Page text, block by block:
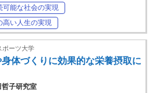
可能な社会の実現
高い人生の実現
ポーツ大学
体づくりに効果的な栄養摂取に
子研究室